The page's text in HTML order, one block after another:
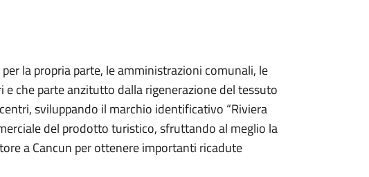
la propria parte, le amministrazioni comunali, le
che parte anzitutto dalla rigenerazione del tessuto
sviluppando il marchio identificativo “Riviera
del prodotto turistico, sfruttando al meglio la
a Cancun per ottenere importanti ricadute